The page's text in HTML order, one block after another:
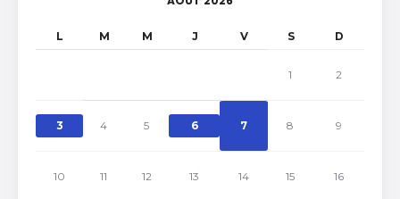
L M M J V S D
1 2
3 4 5 6 7 8 9
10 11 12 13 14 15 16